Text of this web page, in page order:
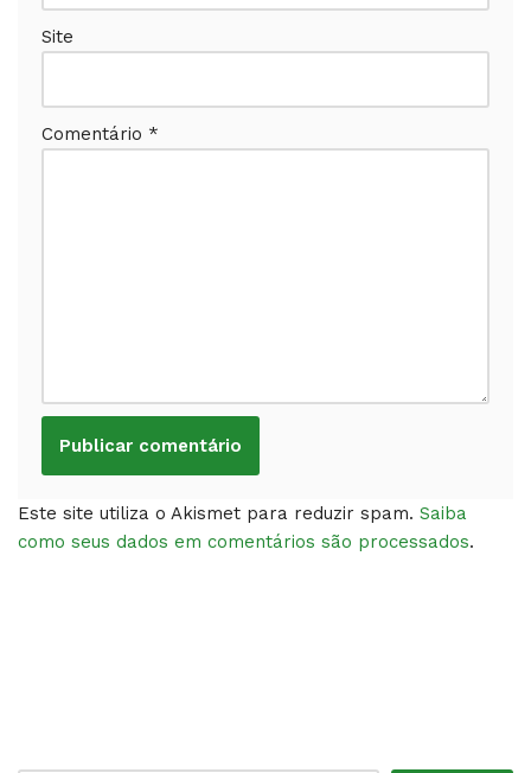
Site
Comentário *
Este site utiliza o Akismet para reduzir spam. Saiba
como seus dados em comentários são processados.